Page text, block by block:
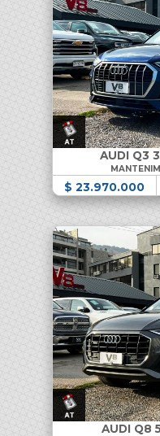
AUDI Q3
$ 23.970.000
AUDI Q8